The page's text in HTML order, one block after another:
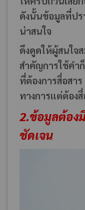
ดังนั้นข้อมูลที่ปร
น่าสนใจ
ดึงดูดให้ผู้สนใจ
สำคัญการใช้คำ
ที่ต้องการสื่อสา
ทางการแต่ต้อง
2.ข้อมูลต้อง
ชัดเจน